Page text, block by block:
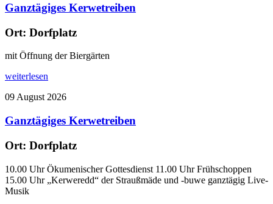
Ganztägiges Kerwetreiben
Ort: Dorfplatz
mit Öffnung der Biergärten
weiterlesen
09 August 2026
Ganztägiges Kerwetreiben
Ort: Dorfplatz
10.00 Uhr Ökumenischer Gottesdienst 11.00 Uhr Frühschoppen
15.00 Uhr „Kerweredd“ der Straußmäde und -buwe ganztägig Live-
Musik